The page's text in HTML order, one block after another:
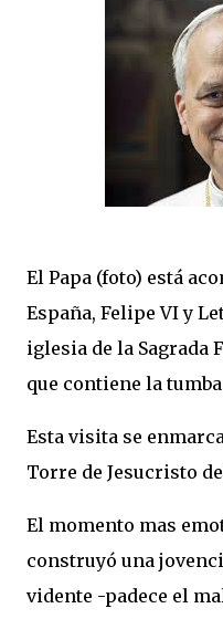
El Papa (foto) está
España, Felipe VI y
iglesia de la Sagrada
que contiene la
Esta visita se
Torre de Jesucristo
El momento mas
construyó una
vidente -padece el